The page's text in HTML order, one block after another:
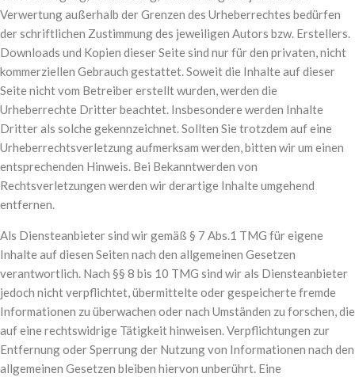
Verwertung außerhalb der Grenzen des Urheberrechtes bedürfen
der schriftlichen Zustimmung des jeweiligen Autors bzw. Erstellers.
Downloads und Kopien dieser Seite sind nur für den privaten, nicht
kommerziellen Gebrauch gestattet. Soweit die Inhalte auf dieser
Seite nicht vom Betreiber erstellt wurden, werden die
Urheberrechte Dritter beachtet. Insbesondere werden Inhalte
Dritter als solche gekennzeichnet. Sollten Sie trotzdem auf eine
Urheberrechtsverletzung aufmerksam werden, bitten wir um einen
entsprechenden Hinweis. Bei Bekanntwerden von
Rechtsverletzungen werden wir derartige Inhalte umgehend
entfernen.
Als Diensteanbieter sind wir gemäß § 7 Abs.1 TMG für eigene
Inhalte auf diesen Seiten nach den allgemeinen Gesetzen
verantwortlich. Nach §§ 8 bis 10 TMG sind wir als Diensteanbieter
jedoch nicht verpflichtet, übermittelte oder gespeicherte fremde
Informationen zu überwachen oder nach Umständen zu forschen, die
auf eine rechtswidrige Tätigkeit hinweisen. Verpflichtungen zur
Entfernung oder Sperrung der Nutzung von Informationen nach den
allgemeinen Gesetzen bleiben hiervon unberührt. Eine